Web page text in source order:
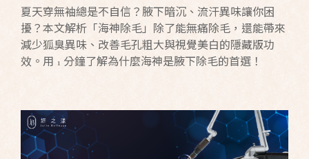
夏天穿無袖總是不自信？腋下暗沉、流汗異味讓你困
擾？本文解析「海神除毛」除了能無痛除毛，還能帶來
減少狐臭異味、改善毛孔粗大與視覺美白的隱藏版功
效。用 1 分鐘了解為什麼海神是腋下除毛的首選！